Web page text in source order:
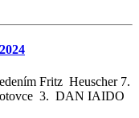
Fritz Heuscher 7.
3. DAN IAIDO